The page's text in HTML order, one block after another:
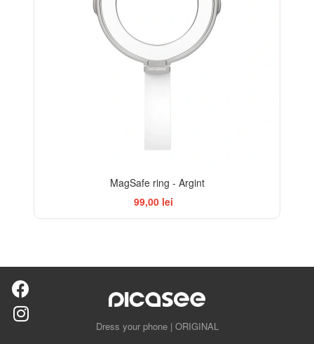
MagSafe ring - Argint
99,00 lei
Dress your phone | ORIGINAL